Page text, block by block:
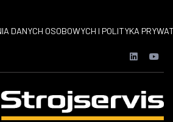
DANYCH OSOBOWYCH I POLITYKA